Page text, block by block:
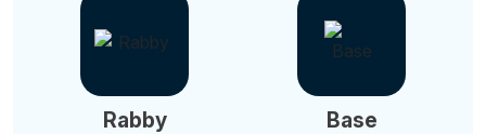
Rabby Base